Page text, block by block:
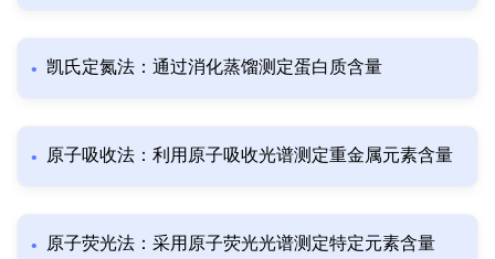
凯氏定氮法：通过消化蒸馏测定蛋白质含量
原子吸收法：利用原子吸收光谱测定重金属元素含量
原子荧光法：采用原子荧光光谱测定特定元素含量